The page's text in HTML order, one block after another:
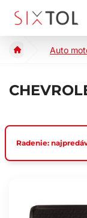
Auto
Radenie: